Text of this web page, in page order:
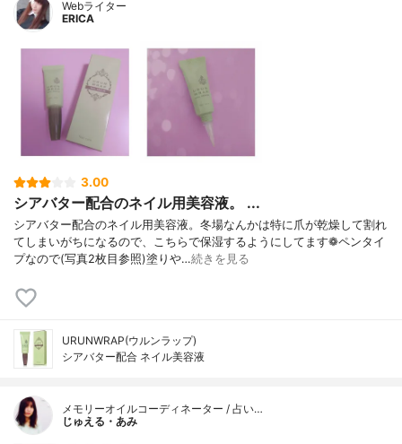
Webライター
ERICA
3.00
シアバター配合のネイル用美容液。 ...
シアバター配合のネイル用美容液。冬場なんかは特に爪が乾燥して割れ
てしまいがちになるので、こちらで保湿するようにしてます❁ペンタイ
プなので(写真2枚目参照)塗りや…続きを見る
URUNWRAP(ウルンラップ)
シアバター配合 ネイル美容液
メモリーオイルコーディネーター / 占い…
じゅえる・あみ